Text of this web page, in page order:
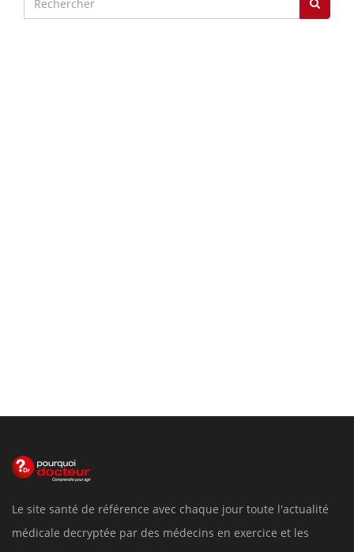
Le site santé de référence avec chaque jour toute l'actualité
médicale decryptée par des médecins en exercice et les